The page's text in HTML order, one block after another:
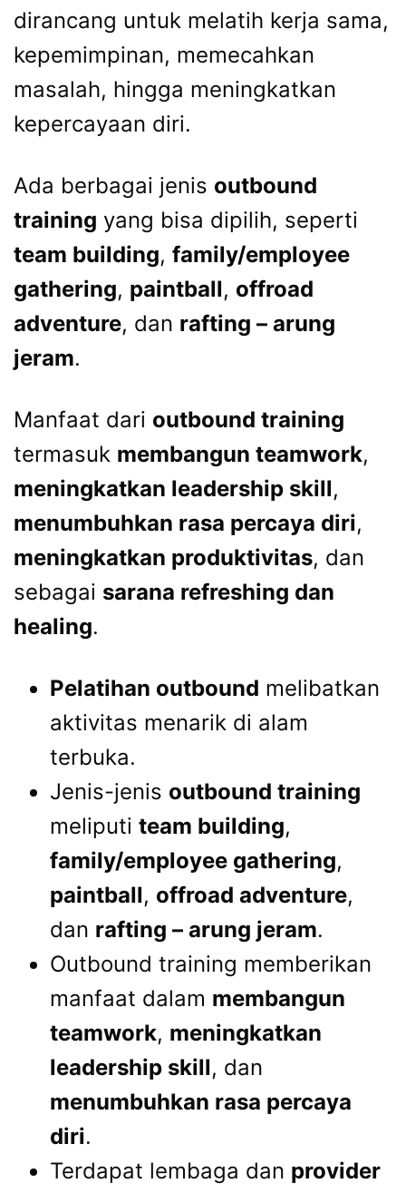
dirancang untuk melatih kerja sama,
kepemimpinan, memecahkan
masalah, hingga meningkatkan
kepercayaan diri.
Ada berbagai jenis outbound
training yang bisa dipilih, seperti
team building, family/employee
gathering, paintball, offroad
adventure, dan rafting – arung
jeram.
Manfaat dari outbound training
termasuk membangun teamwork,
meningkatkan leadership skill,
menumbuhkan rasa percaya diri,
meningkatkan produktivitas, dan
sebagai sarana refreshing dan
healing.
Pelatihan outbound melibatkan
aktivitas menarik di alam
terbuka.
Jenis-jenis outbound training
meliputi team building,
family/employee gathering,
paintball, offroad adventure,
dan rafting – arung jeram.
Outbound training memberikan
manfaat dalam membangun
teamwork, meningkatkan
leadership skill, dan
menumbuhkan rasa percaya
diri.
Terdapat lembaga dan provider